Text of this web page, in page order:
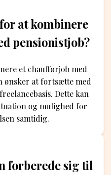
at kombinere
pensionistjob?
et chaufførjob med
ønsker at fortsætte med
Dette kan
og mulighed for
samtidig.
forberede sig til